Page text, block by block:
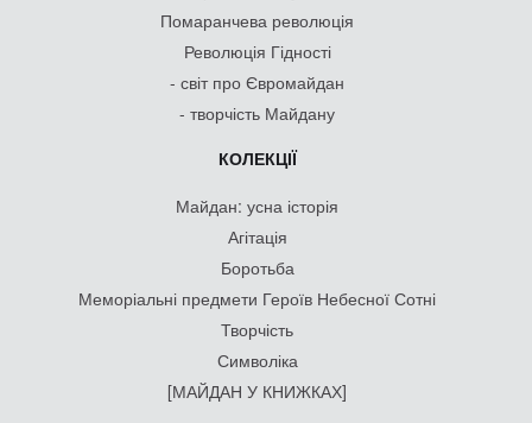
Помаранчева революція
Революція Гідності
- світ про Євромайдан
- творчість Майдану
КОЛЕКЦІЇ
Майдан: усна історія
Агітація
Боротьба
Меморіальні предмети Героїв Небесної Сотні
Творчість
Символіка
[МАЙДАН У КНИЖКАХ]